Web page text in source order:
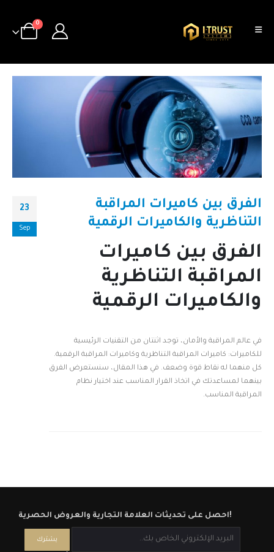
0
23
Sep
الفرق بين كاميرات المراقبة
التناظرية والكاميرات الرقمية
الفرق بين كاميرات
المراقبة التناظرية
والكاميرات الرقمية
في عالم المراقبة والأمان، توجد اثنتان من التقنيات الرئيسية
للكاميرات: كاميرات المراقبة التناظرية وكاميرات المراقبة الرقمية.
كل منهما له نقاط قوة وضعف. في هذا المقال، سنستعرض الفرق
بينهما لمساعدتك في اتخاذ القرار المناسب عند اختيار نظام
المراقبة المناسب.
احصل على تحديثات العلامة التجارية والعروض الحصرية!